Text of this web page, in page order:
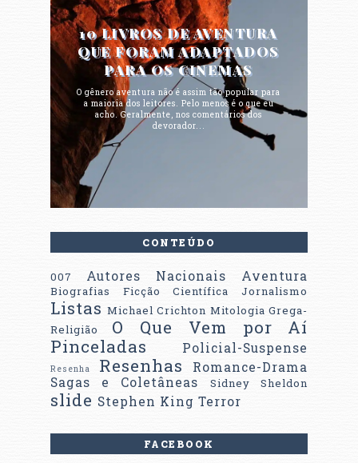
10 LIVROS DE AVENTURA
QUE FORAM ADAPTADOS
PARA OS CINEMAS
O gênero aventura não é assim tão popular para
a maioria dos leitores. Pelo menos é o que eu
acho. Geralmente, nos comentários dos
devorador...
CONTEÚDO
007 Autores Nacionais Aventura
Biografias Ficção Científica Jornalismo
Listas Michael Crichton Mitologia Grega-
Religião
O Que Vem por Aí
Pinceladas
Policial-Suspense
Resenha Resenhas
Romance-Drama
Sagas e Coletâneas
Sidney Sheldon
slide Stephen King Terror
FACEBOOK